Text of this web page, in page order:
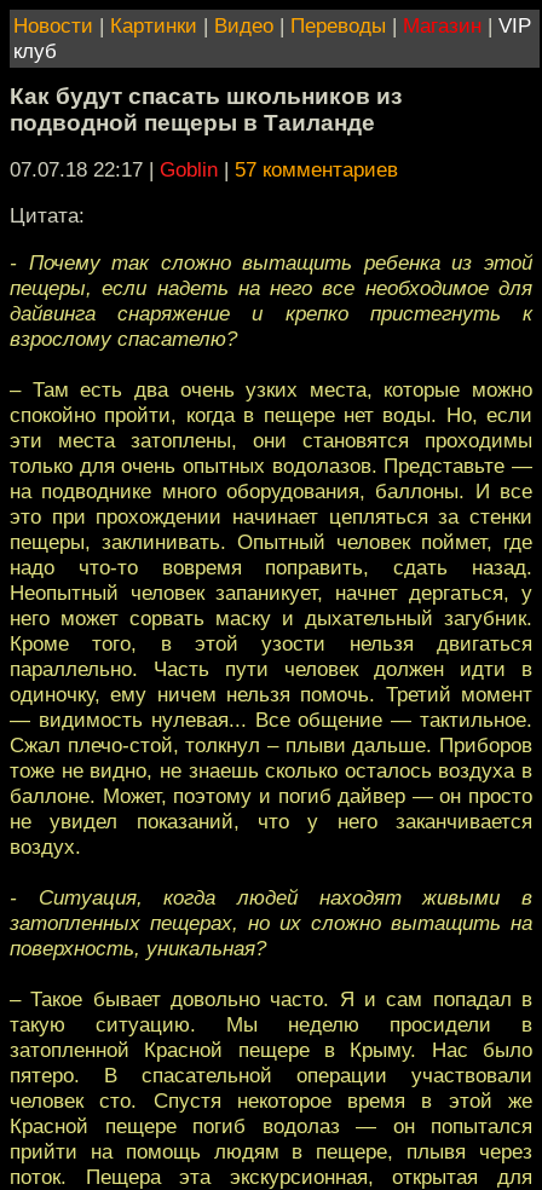
Новости | Картинки | Видео | Переводы | Магазин | VIP
клуб
Как будут спасать школьников из
подводной пещеры в Таиланде
07.07.18 22:17 | Goblin | 57 комментариев
Цитата:
- Почему так сложно вытащить ребенка из этой
пещеры, если надеть на него все необходимое для
дайвинга снаряжение и крепко пристегнуть к
взрослому спасателю?
– Там есть два очень узких места, которые можно
спокойно пройти, когда в пещере нет воды. Но, если
эти места затоплены, они становятся проходимы
только для очень опытных водолазов. Представьте —
на подводнике много оборудования, баллоны. И все
это при прохождении начинает цепляться за стенки
пещеры, заклинивать. Опытный человек поймет, где
надо что-то вовремя поправить, сдать назад.
Неопытный человек запаникует, начнет дергаться, у
него может сорвать маску и дыхательный загубник.
Кроме того, в этой узости нельзя двигаться
параллельно. Часть пути человек должен идти в
одиночку, ему ничем нельзя помочь. Третий момент
— видимость нулевая... Все общение — тактильное.
Сжал плечо-стой, толкнул – плыви дальше. Приборов
тоже не видно, не знаешь сколько осталось воздуха в
баллоне. Может, поэтому и погиб дайвер — он просто
не увидел показаний, что у него заканчивается
воздух.
- Ситуация, когда людей находят живыми в
затопленных пещерах, но их сложно вытащить на
поверхность, уникальная?
– Такое бывает довольно часто. Я и сам попадал в
такую ситуацию. Мы неделю просидели в
затопленной Красной пещере в Крыму. Нас было
пятеро. В спасательной операции участвовали
человек сто. Спустя некоторое время в этой же
Красной пещере погиб водолаз — он попытался
прийти на помощь людям в пещере, плывя через
поток. Пещера эта экскурсионная, открытая для